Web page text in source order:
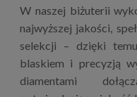
W naszej biżuterii
najwyższej jakości,
selekcji – dzięki
blaskiem i precyzją
diamentami